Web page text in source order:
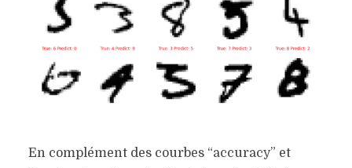
En complément des courbes “accuracy” et